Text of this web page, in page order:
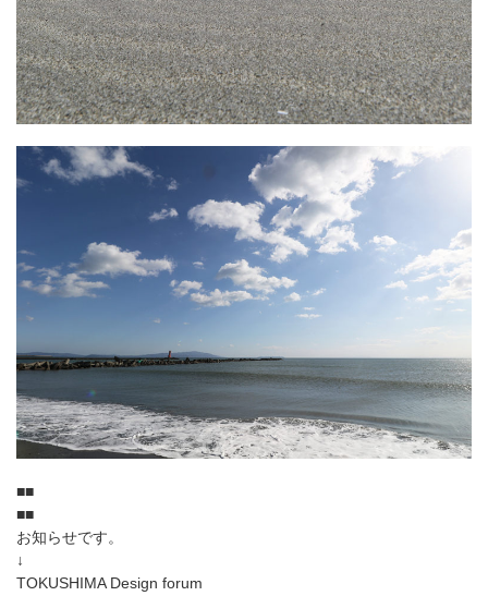
■■
■■
お知らせです。
↓
TOKUSHIMA Design forum